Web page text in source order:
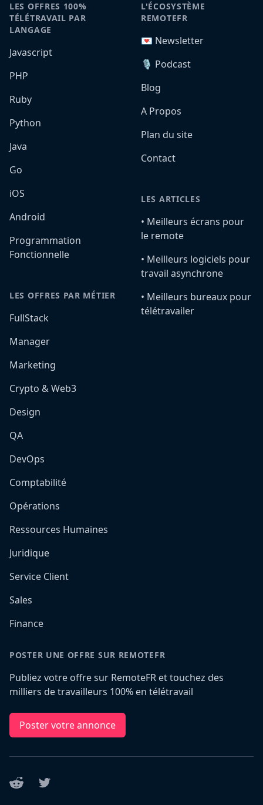
LES OFFRES 100%
TÉLÉTRAVAIL PAR
LANGAGE
Javascript
PHP
Ruby
Python
Java
Go
iOS
Android
Programmation
Fonctionnelle
LES OFFRES PAR MÉTIER
FullStack
Manager
Marketing
Crypto & Web3
Design
QA
DevOps
Comptabilité
Opérations
Ressources Humaines
Juridique
Service Client
Sales
Finance
L'ÉCOSYSTÈME
REMOTEFR
💌 Newsletter
🎙️ Podcast
Blog
A Propos
Plan du site
Contact
LES ARTICLES
•️ Meilleurs écrans pour
le remote
•️ Meilleurs logiciels pour
travail asynchrone
•️ Meilleurs bureaux pour
télétravailer
POSTER UNE OFFRE SUR REMOTEFR
Publiez votre offre sur RemoteFR et touchez des
milliers de travailleurs 100% en télétravail
Poster votre annonce
Reddit Twitter